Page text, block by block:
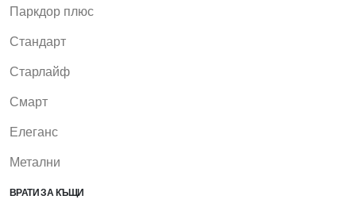
Паркдор плюс
Стандарт
Старлайф
Смарт
Елеганс
Метални
ВРАТИ ЗА КЪЩИ